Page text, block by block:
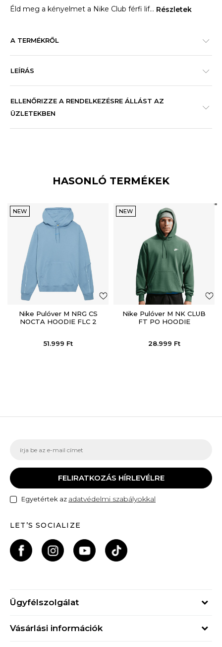
Éld meg a kényelmet a Nike Club férfi lif... Részletek
A TERMÉKRŐL
LEÍRÁS
ELLENŐRIZZE A RENDELKEZÉSRE ÁLLÁST AZ
ÜZLETEKBEN
HASONLÓ TERMÉKEK
NEW
Nike Pulóver M NRG CS
NOCTA HOODIE FLC 2
51.999 Ft
NEW
Nike Pulóver M NK CLUB
FT PO HOODIE
28.999 Ft
FELIRATKOZÁS HÍRLEVÉLRE
Egyetértek az adatvédelmi szabályokkal
LET’S SOCIALIZE
Ügyfélszolgálat
Vásárlási információk